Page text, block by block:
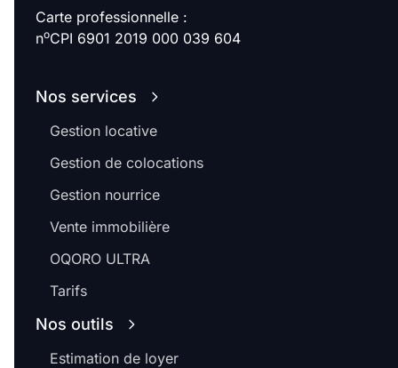
Carte professionnelle :
noCPI 6901 2019 000 039 604
Nos services
Gestion locative
Gestion de colocations
Gestion nourrice
Vente immobilière
OQORO ULTRA
Tarifs
Nos outils
Estimation de loyer